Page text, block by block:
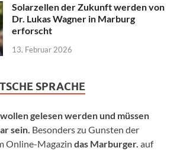
Solarzellen der Zukunft werden von
Dr. Lukas Wagner in Marburg
erforscht
13. Februar 2026
SPRACHE
gelesen werden und müssen
sein. Besonders zu Gunsten der
Online-Magazin das Marburger. auf